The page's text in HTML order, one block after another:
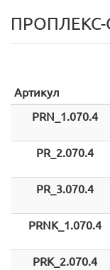
ПРОПЛЕКС-
Артикул
PRN_1.070.4
PR_2.070.4
PR_3.070.4
PRNK_1.070.4
PRK_2.070.4